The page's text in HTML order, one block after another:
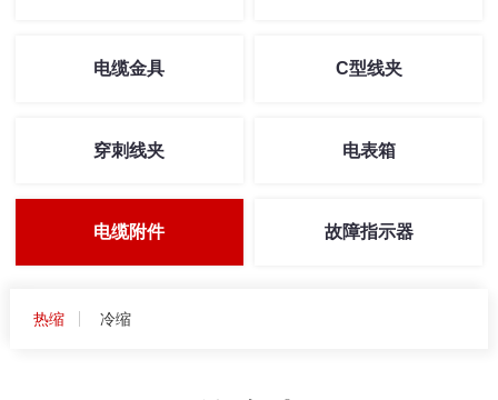
电缆金具 C型线夹
穿刺线夹 电表箱
电缆附件 故障指示器
热缩 冷缩